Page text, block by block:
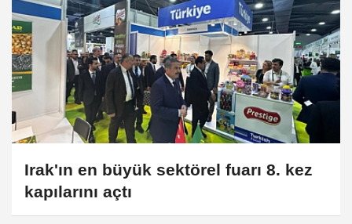
Irak'ın en büyük sektörel fuarı 8. kez
kapılarını açtı